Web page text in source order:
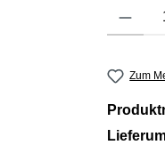
Zum